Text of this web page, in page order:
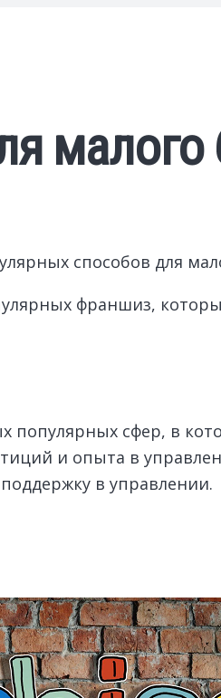
малого
способов для
франшиз,
популярных сфер, в
и опыта в
в управлении.